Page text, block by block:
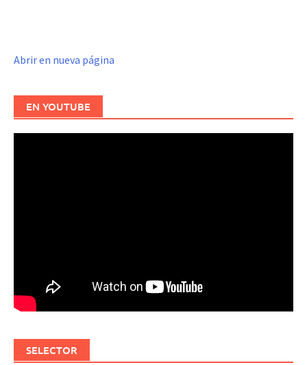
Abrir en nueva página
EN YOUTUBE
SELECTOR